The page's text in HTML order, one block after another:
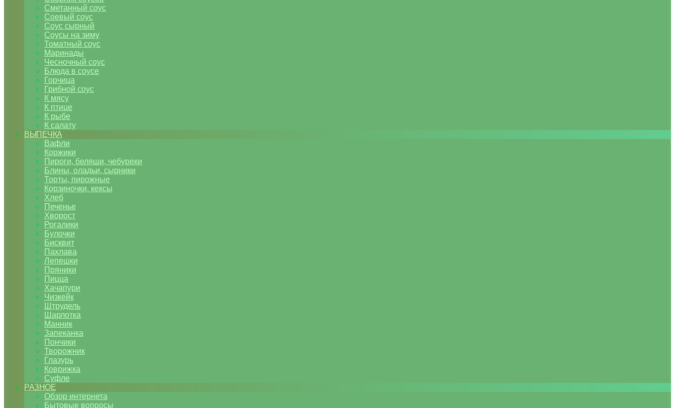
Сметанный соус
Соевый соус
Соус сырный
Соусы на зиму
Томатный соус
Маринады
Чесночный соус
Блюда в соусе
Горчица
Грибной соус
К мясу
К птице
К рыбе
К салату
ВЫПЕЧКА
Вафли
Коржики
Пироги, беляши, чебуреки
Блины, оладьи, сырники
Торты, пирожные
Корзиночки, кексы
Хлеб
Печенье
Хворост
Рогалики
Булочки
Бисквит
Пахлава
Лепешки
Пряники
Пицца
Хачапури
Чизкейк
Штрудель
Шарлотка
Манник
Запеканка
Пончики
Творожник
Глазурь
Коврижка
Суфле
РАЗНОЕ
Обзор интернета
Бытовые вопросы